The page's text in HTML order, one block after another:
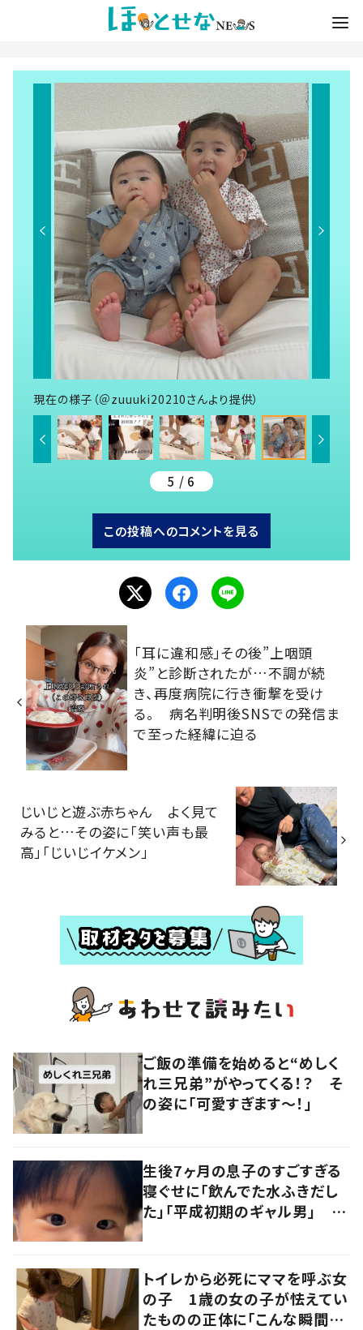
現在の様子（＠zuuuki20210さんより提供）
5 / 6
この投稿へのコメントを見る
「耳に違和感」その後”上咽頭
炎”と診断されたが…不調が続
き、再度病院に行き衝撃を受け
る。 病名判明後SNSでの発信ま
で至った経緯に迫る
じいじと遊ぶ赤ちゃん よく見て
みると…その姿に「笑い声も最
高」「じいじイケメン」
ご飯の準備を始めると“めしく
れ三兄弟”がやってくる！？ そ
の姿に「可愛すぎます〜！」
生後7ヶ月の息子のすごすぎる
寝ぐせに「飲んでた水ふきだし
た」「平成初期のギャル男」 実
トイレから必死にママを呼ぶ女
の子 1歳の女の子が怯えてい
たものの正体に「こんな瞬間